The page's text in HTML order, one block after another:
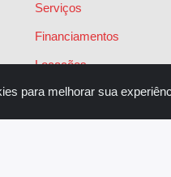
Serviços
Financiamentos
Locações
Vendas
para melhorar sua